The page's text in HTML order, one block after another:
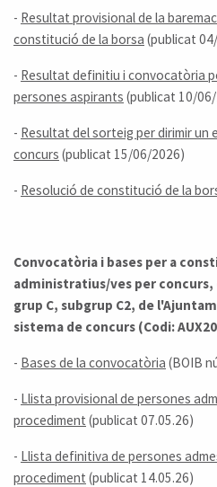
- Resultat provisional de la
constitució de la borsa (publicat
- Resultat definitiu i convocatòria
persones aspirants (publicat 10/
- Resultat del sorteig per dirimir
concurs (publicat 15/06/2026)
- Resolució de constitució de la
Convocatòria i bases per a
administratius/ves per
grup C, subgrup C2, de
sistema de concurs (Codi:
- Bases de la convocatòria (BOIB
- Llista provisional de persones
procediment (publicat 07.05.26)
- Llista definitiva de persones
procediment (publicat 14.05.26)